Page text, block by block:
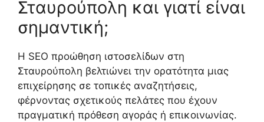
Σταυρούπολη και γιατί είναι
σημαντική;
Η SEO προώθηση ιστοσελίδων στη
Σταυρούπολη βελτιώνει την ορατότητα μιας
επιχείρησης σε τοπικές αναζητήσεις,
φέρνοντας σχετικούς πελάτες που έχουν
πραγματική πρόθεση αγοράς ή επικοινωνίας.